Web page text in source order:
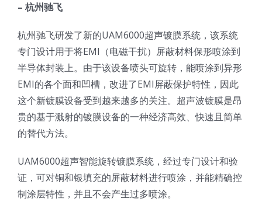
技术及原理
氢能技术科普
光伏技术科普
半导体技术科普
新闻
联系我们
中文
– 杭州驰飞
杭州驰飞研发了新的UAM6000超声镀膜系统，该系统
专门设计用于将EMI（电磁干扰）屏蔽材料保形喷涂到
半导体封装上。由于该设备喷头可旋转，能喷涂到异形
EMI的各个面和凹槽，改进了EMI屏蔽保护特性，因此
这个新镀膜设备受到越来越多的关注。超声波镀膜是昂
贵的基于溅射的镀膜设备的一种经济高效、快速且简单
的替代方法。
UAM6000超声智能旋转镀膜系统，经过专门设计和验
证，可对铜和银填充的屏蔽材料进行喷涂，并能精确控
制涂层特性，并且不会产生过多喷涂。